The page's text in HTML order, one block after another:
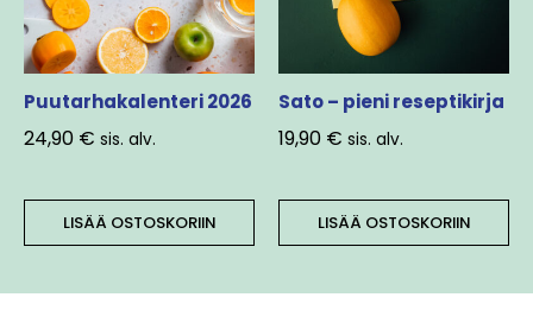
Puutarhakalenteri 2026
24,90 € sis. alv.
LISÄÄ OSTOSKORIIN
Sato – pieni reseptikirja
19,90 € sis. alv.
LISÄÄ OSTOSKORIIN